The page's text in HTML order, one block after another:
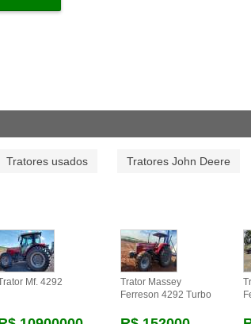
Tratores usados Tratores John Deere
Mf. 4292
Trator Massey
Ferreson 4292 Turbo